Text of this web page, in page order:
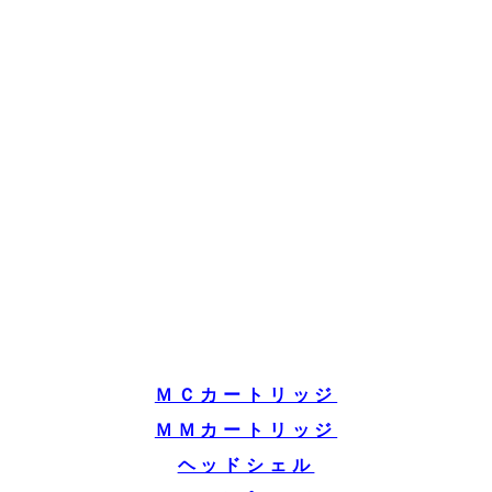
ＭＣカートリッジ
ＭＭカートリッジ
ヘッドシェル